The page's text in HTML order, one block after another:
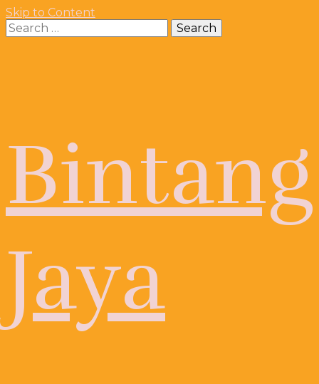
Skip to Content
Search
for:
Bintang
Jaya